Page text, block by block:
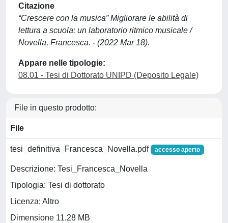
Citazione
“Crescere con la musica” Migliorare le abilità di
lettura a scuola: un laboratorio ritmico musicale /
Novella, Francesca. - (2022 Mar 18).
Appare nelle tipologie:
08.01 - Tesi di Dottorato UNIPD (Deposito Legale)
File in questo prodotto:
File
tesi_definitiva_Francesca_Novella.pdf accesso aperto
Descrizione: Tesi_Francesca_Novella
Tipologia: Tesi di dottorato
Licenza: Altro
Dimensione 11.28 MB